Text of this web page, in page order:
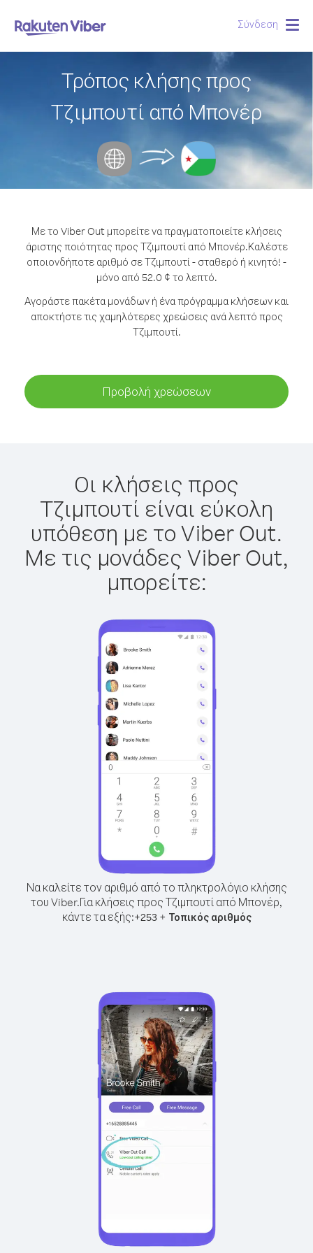
Σύνδεση
Τρόπος κλήσης προς
Τζιμπουτί από Μπονέρ
Με το Viber Out μπορείτε να πραγματοποιείτε κλήσεις
άριστης ποιότητας προς Τζιμπουτί από Μπονέρ.Καλέστε
οποιονδήποτε αριθμό σε Τζιμπουτί - σταθερό ή κινητό! -
μόνο από 52.0 ¢ το λεπτό.
Αγοράστε πακέτα μονάδων ή ένα πρόγραμμα κλήσεων και
αποκτήστε τις χαμηλότερες χρεώσεις ανά λεπτό προς
Τζιμπουτί.
Προβολή χρεώσεων
Οι κλήσεις προς
Τζιμπουτί είναι εύκολη
υπόθεση με το Viber Out.
Με τις μονάδες Viber Out,
μπορείτε:
Να καλείτε τον αριθμό από το πληκτρολόγιο κλήσης
του Viber.Για κλήσεις προς Τζιμπουτί από Μπονέρ,
κάντε τα εξής:+253+ Τοπικός αριθμός